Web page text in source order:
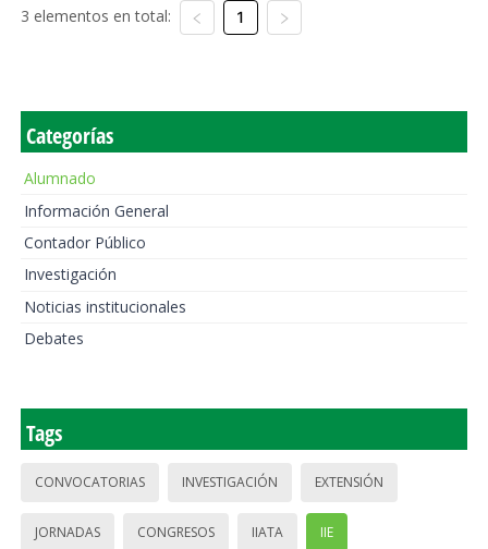
3 elementos en total: 1
Categorías
Alumnado
Información General
Contador Público
Investigación
Noticias institucionales
Debates
Tags
CONVOCATORIAS INVESTIGACIÓN EXTENSIÓN
JORNADAS CONGRESOS IIATA IIE